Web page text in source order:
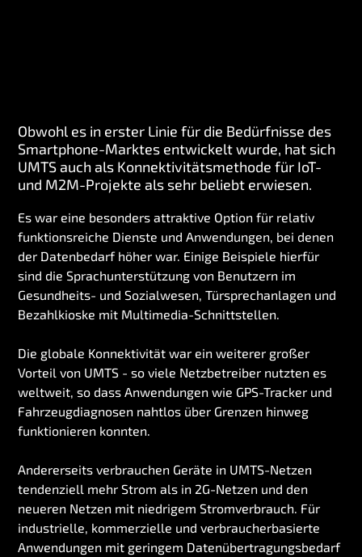
Obwohl es in erster Linie für die Bedürfnisse des
Smartphone-Marktes entwickelt wurde, hat sich
UMTS auch als Konnektivitätsmethode für IoT-
und M2M-Projekte als sehr beliebt erwiesen.
Es war eine besonders attraktive Option für relativ
funktionsreiche Dienste und Anwendungen, bei denen
der Datenbedarf höher war. Einige Beispiele hierfür
sind die Sprachunterstützung von Benutzern im
Gesundheits- und Sozialwesen, Türsprechanlagen und
Bezahlkioske mit Multimedia-Schnittstellen.
Die globale Konnektivität war ein weiterer großer
Vorteil von UMTS - so viele Netzbetreiber nutzten es
weltweit, so dass Anwendungen wie GPS-Tracker und
Fahrzeugdiagnosen nahtlos über Grenzen hinweg
funktionieren konnten.
Andererseits verbrauchen Geräte in UMTS-Netzen
tendenziell mehr Strom als in 2G-Netzen und den
neueren Netzen mit niedrigem Stromverbrauch. Für
industrielle, kommerzielle und verbraucherbasierte
Anwendungen mit geringem Datenübertragungsbedarf